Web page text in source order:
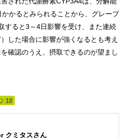
かるとみられることから、グレープ
すると3～4日影響を受け、また連続
した場合に影響が強くなるとも考え
確認のうえ、摂取できるのが望まし
18
クミタスさん